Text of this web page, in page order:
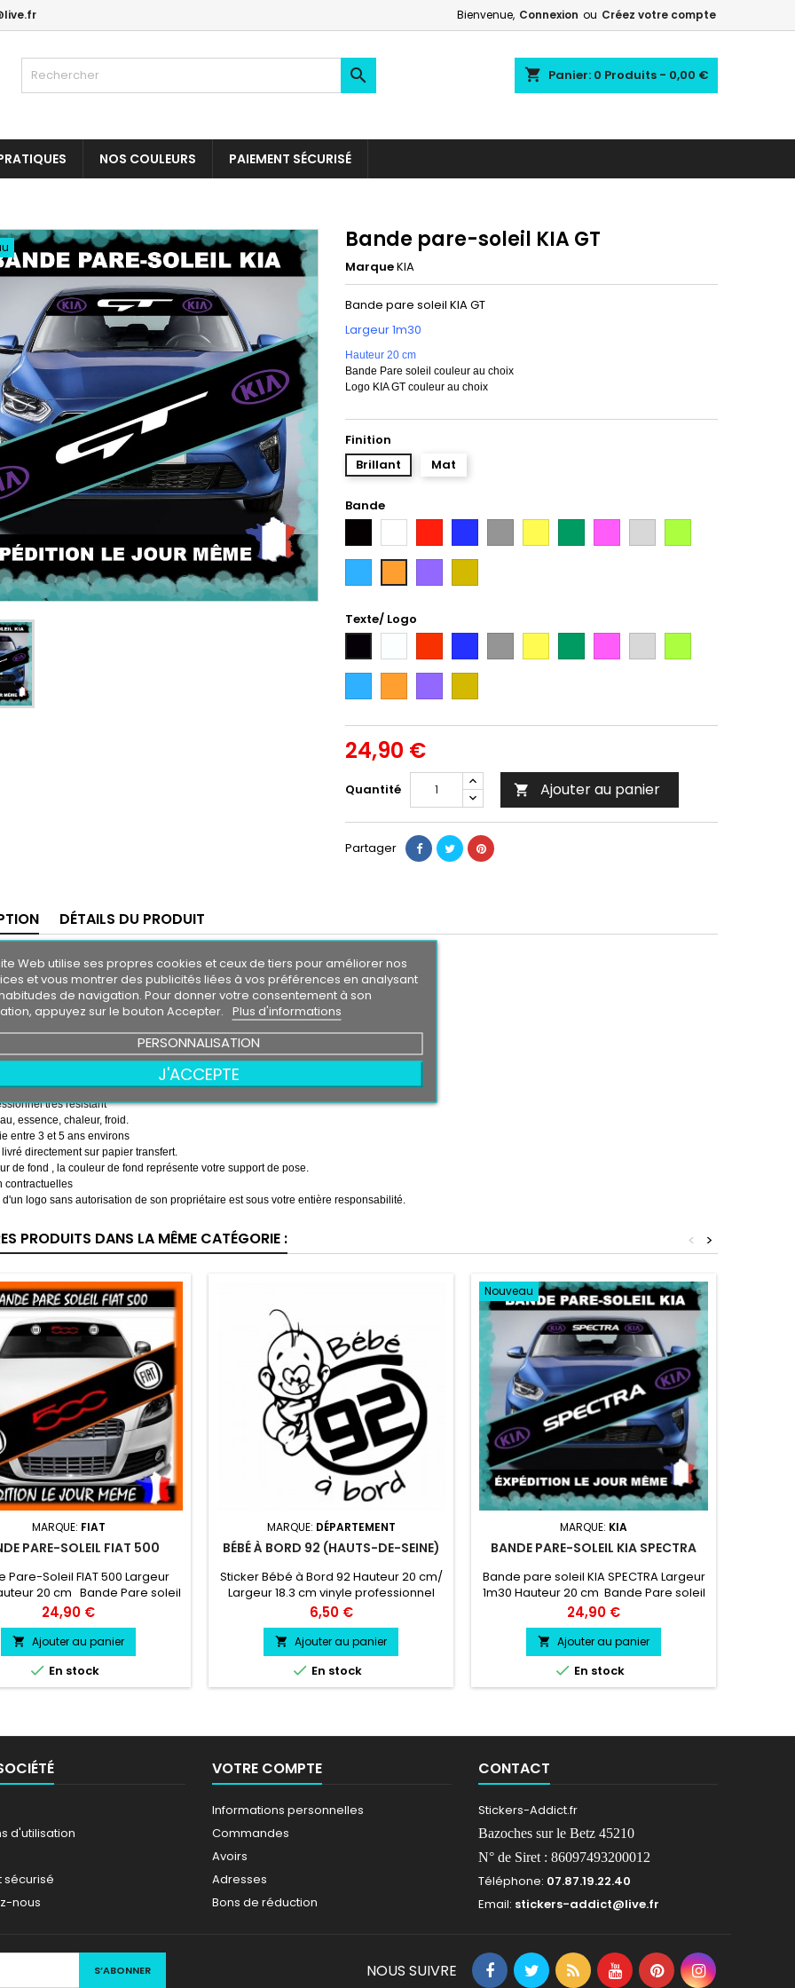
Bienvenue, Connexion ou Créez votre compte
shopping_cart Panier: 0 Produits - 0,00 €

NOS COULEURS PAIEMENT SÉCURISÉ
Bande pare-soleil KIA GT
MarqueKIA
Bande pare soleil KIA GT
Largeur 1m30
Hauteur 20 cm
Bande Pare soleil couleur au choix
Logo KIA GT couleur au choix
Finition
Brillant
Mat
Bande
ArgentCitron
Intense
Texte/ Logo
ArgentCitron
Intense
24,90 €
Quantité  Ajouter au panier
Partager
DÉTAILS DU PRODUIT
soleil KIA GT
cm
soleil couleur au choix
( pose de la bande, puis pose du logo sur la bande )
très résistant
essence, chaleur, froid.
entre 3 et 5 ans environs
livré directement sur papier transfert.
de fond , la couleur de fond représente votre support de pose.
contractuelles
d'un logo sans autorisation de son propriétaire est sous votre entière responsabilité.
PRODUITS DANS LA MÊME CATÉGORIE : >
<
MARQUE: FIAT
PARE-SOLEIL FIAT 500
Pare-Soleil FIAT 500 Largeur
20 cm Bande Pare soleil
au choix Logo FIAT 500 couleur
au choix
Prix
24,90 €
 Ajouter au panier
 En stock
MARQUE: DÉPARTEMENT
BÉBÉ À BORD 92 (HAUTS-DE-SEINE)
Sticker Bébé à Bord 92 Hauteur 20 cm/
Largeur 18.3 cm vinyle professionnel
très résistant résiste a l'eau, essence,
chaleur, froid.
Prix
6,50 €
 Ajouter au panier
 En stock
Nouveau
MARQUE: KIA
BANDE PARE-SOLEIL KIA SPECTRA
Bande pare soleil KIA SPECTRA Largeur
1m30 Hauteur 20 cm Bande Pare soleil
couleur au choix Logo KIA SPECTRA
couleur au choix
Prix
24,90 €
 Ajouter au panier
 En stock
d'utilisation
sécurisé
nous
VOTRE COMPTE
Informations personnelles
Commandes
Avoirs
Adresses
Bons de réduction
CONTACT
Stickers-Addict.fr
Bazoches sur le Betz 45210
N° de Siret : 86097493200012
Téléphone: 07.87.19.22.40
Email: stickers-addict@live.fr
Web utilise ses propres cookies et ceux de tiers pour améliorer nos
et vous montrer des publicités liées à vos préférences en analysant
de navigation. Pour donner votre consentement à son
appuyez sur le bouton Accepter. Plus d'informations
PERSONNALISATION
J'ACCEPTE
NOUS SUIVRE